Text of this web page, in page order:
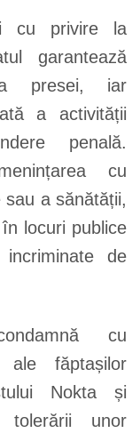
cu privire la
garantează
presei, iar
a activității
penală.
cu
a sănătății,
locuri publice
de
cu
ale făptașilor
Nokta și
tolerării unor